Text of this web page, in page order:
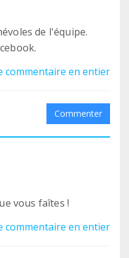
de l'équipe.
commentaire en entier
Commenter
vous faîtes !
commentaire en entier